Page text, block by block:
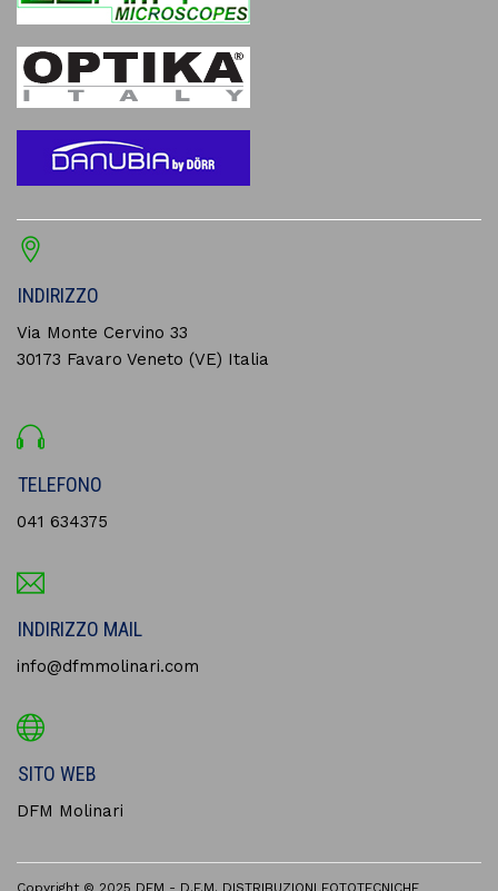
INDIRIZZO
Via Monte Cervino 33
30173 Favaro Veneto (VE) Italia
TELEFONO
041 634375
INDIRIZZO MAIL
info@dfmmolinari.com
SITO WEB
DFM Molinari
Copyright © 2025 DFM - D.F.M. DISTRIBUZIONI FOTOTECNICHE